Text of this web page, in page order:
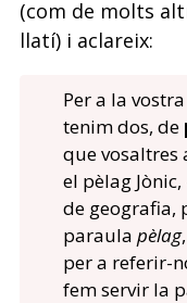
(com de molts
llatí) i aclareix:
Per a la
tenim dos, de
que vosaltres
el pèlag
de geografia,
paraula pèlag
per a referir-
fem servir la